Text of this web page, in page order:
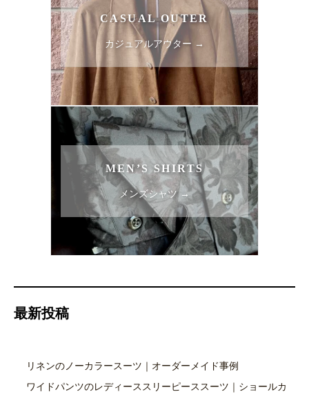
CASUAL OUTER
カジュアルアウター →
MEN’S SHIRTS
メンズシャツ →
最新投稿
リネンのノーカラースーツ｜オーダーメイド事例
ワイドパンツのレディーススリーピーススーツ｜ショールカ